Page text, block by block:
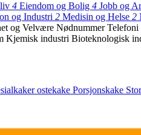
4 Eiendom og Bolig 4 Jobb og
og Industri 2 Medisin og Helse 2
og Velvære NødnummerTelefoni
Kjemisk industri Bioteknologisk
ostekake Porsjonskake